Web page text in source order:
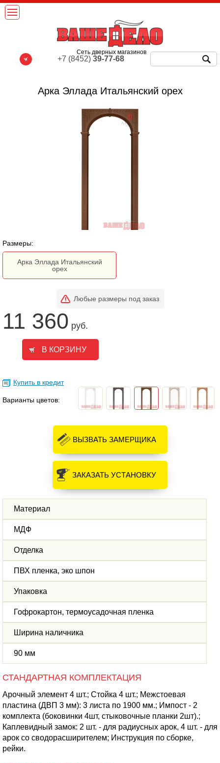
Арка Эллада Итальянский орех
Размеры:
Арка Эллада Итальянский
орех
Любые размеры под заказ
11 360 руб.
Купить в кредит
Варианты цветов:
ВЫЗВАТЬ ЗАМЕРЩИКА
ЗАКАЗАТЬ УСТАНОВКУ
Материал
МДФ
Отделка
ПВХ пленка, эко шпон
Упаковка
Гофрокартон, термоусадочная пленка
Ширина наличника
90 мм
СТАНДАРТНАЯ КОМПЛЕКТАЦИЯ
Арочный элемент 4 шт.; Стойка 4 шт.; Межстоевая
пластина (ДВП 3 мм): 3 листа по 1900 мм.; Импост - 2
комплекта (боковинки 4шт, стыковочные планки 2шт).;
Каплевидный замок: 2 шт. - для радиусных арок, 4 шт. - для
арок со сводорасширителем; Инструкция по сборке,
рейки.
Сеть дверных магазинов
+7 (8452)39-77-68